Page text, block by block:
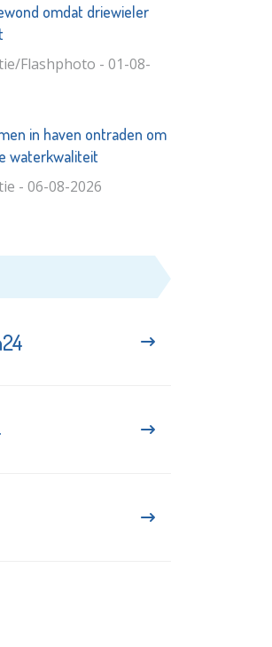
omdat driewieler
Flashphoto - 01-08-
in haven ontraden om
waterkwaliteit
- 06-08-2026